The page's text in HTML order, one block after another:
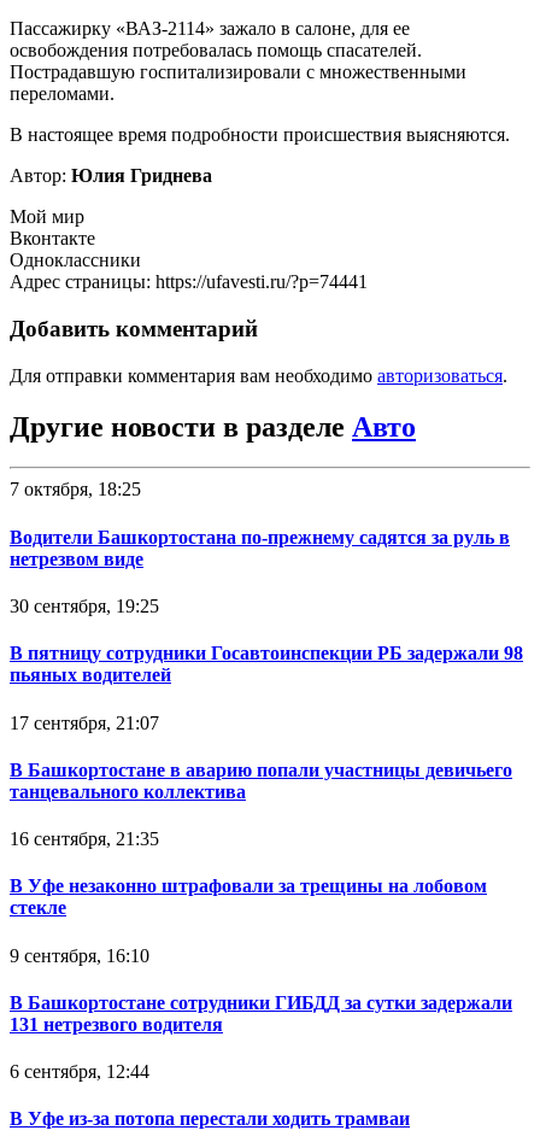
Пассажирку «ВАЗ-2114» зажало в салоне, для ее
освобождения потребовалась помощь спасателей.
Пострадавшую госпитализировали с множественными
переломами.
В настоящее время подробности происшествия выясняются.
Автор: Юлия Гриднева
Мой мир
Вконтакте
Одноклассники
Адрес страницы: https://ufavesti.ru/?p=74441
Добавить комментарий
Для отправки комментария вам необходимо авторизоваться.
Другие новости в разделе Авто
7 октября, 18:25
Водители Башкортостана по-прежнему садятся за руль в
нетрезвом виде
30 сентября, 19:25
В пятницу сотрудники Госавтоинспекции РБ задержали 98
пьяных водителей
17 сентября, 21:07
В Башкортостане в аварию попали участницы девичьего
танцевального коллектива
16 сентября, 21:35
В Уфе незаконно штрафовали за трещины на лобовом
стекле
9 сентября, 16:10
В Башкортостане сотрудники ГИБДД за сутки задержали
131 нетрезвого водителя
6 сентября, 12:44
В Уфе из-за потопа перестали ходить трамваи